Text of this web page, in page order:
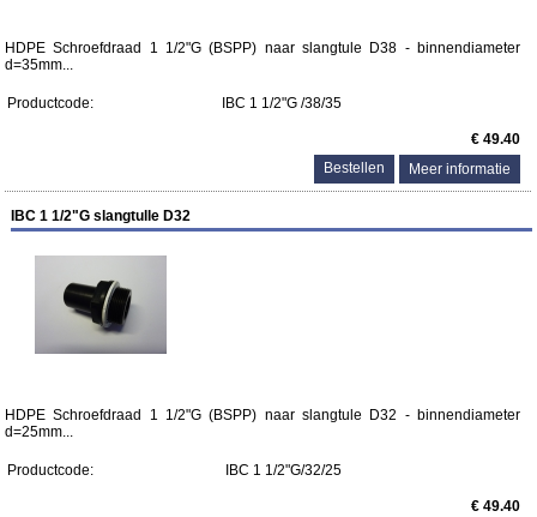
HDPE Schroefdraad 1 1/2"G (BSPP) naar slangtule D38 - binnendiameter
d=35mm...
Productcode: IBC 1 1/2"G /38/35
€ 49.40
Meer informatie
IBC 1 1/2"G slangtulle D32
HDPE Schroefdraad 1 1/2"G (BSPP) naar slangtule D32 - binnendiameter
d=25mm...
Productcode: IBC 1 1/2"G/32/25
€ 49.40